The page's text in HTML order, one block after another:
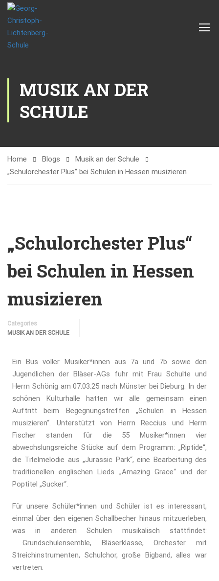
MUSIK AN DER
SCHULE
Home Blogs
Musik an der Schule
„Schulorchester Plus“ bei Schulen in Hessen musizieren
„Schulorchester Plus“
bei Schulen in Hessen
musizieren
Categories
MUSIK AN DER SCHULE
Ein Bus voller Musiker*innen aus 7a und 7b sowie den
Jugendlichen der Bläser-AGs fuhr mit Frau Schulte und
Herrn Schönig am 07.03.25 nach Münster bei Dieburg. In der
schönen Kulturhalle hatten wir alle gemeinsam einen
Auftritt beim Begegnungstreffen „Schulen in Hessen
musizieren“. Unterstützt von Herrn Reccius und Herrn
Fischer standen für die 55 Musiker*innen vier
abwechslungsreiche Stücke auf dem Programm: „Riptide“,
die Titelmelodie aus „Jurassic Park“, eine Bearbeitung des
traditionellen englischen Lieds „Amazing Grace“ und der
Poptitel „Sucker“.
Für unsere Schüler*innen und Schüler ist es interessant,
einmal über den eigenen Schallbecher hinaus mitzuerleben,
was in anderen Schulen musikalisch stattfindet:
Grundschulensemble, Bläserklasse, Orchester mit
Streichinstrumenten, Schulchor, große Bigband, alles war
vertreten.